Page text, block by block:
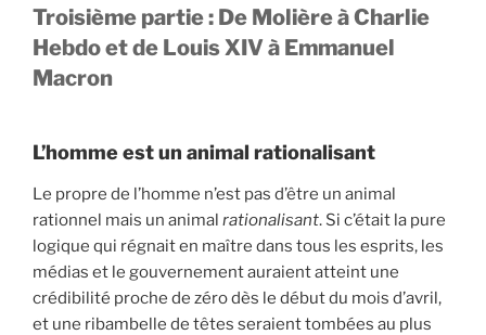
Troisième partie : De Molière à Charlie
Hebdo et de Louis XIV à Emmanuel
Macron
L’homme est un animal rationalisant
Le propre de l’homme n’est pas d’être un animal
rationnel mais un animal rationalisant. Si c’était la pure
logique qui régnait en maître dans tous les esprits, les
médias et le gouvernement auraient atteint une
crédibilité proche de zéro dès le début du mois d’avril,
et une ribambelle de têtes seraient tombées au plus